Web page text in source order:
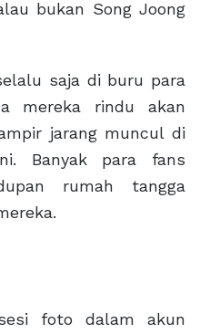
bukan Song Joong
saja di buru para
mereka rindu akan
jarang muncul di
Banyak para fans
rumah tangga
foto dalam akun